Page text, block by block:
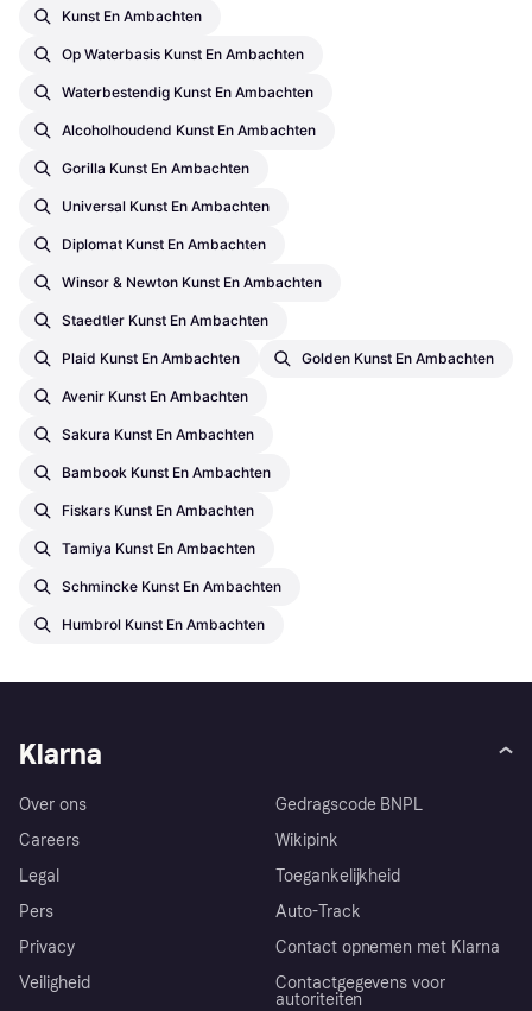
Kunst En Ambachten
Op Waterbasis Kunst En Ambachten
Waterbestendig Kunst En Ambachten
Alcoholhoudend Kunst En Ambachten
Gorilla Kunst En Ambachten
Universal Kunst En Ambachten
Diplomat Kunst En Ambachten
Winsor & Newton Kunst En Ambachten
Staedtler Kunst En Ambachten
Plaid Kunst En Ambachten Golden Kunst En Ambachten
Avenir Kunst En Ambachten
Sakura Kunst En Ambachten
Bambook Kunst En Ambachten
Fiskars Kunst En Ambachten
Tamiya Kunst En Ambachten
Schmincke Kunst En Ambachten
Humbrol Kunst En Ambachten
Klarna
Over ons
Careers
Legal
Pers
Privacy
Veiligheid
Gedragscode BNPL
Wikipink
Toegankelijkheid
Auto-Track
Contact opnemen met Klarna
Contactgegevens voor
autoriteiten